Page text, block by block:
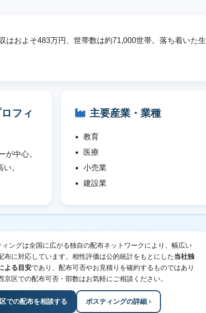
およそ483万円、世帯数は約71,000世帯。落ち着いた生
フィ
が中心。
。
主要産業・業種
教育
医療
小売業
建設業
ィングは全国に広がる独自の配布ネットワークにより、幅広い
布に対応しています。相性評価は公的統計をもとにした当社独
よる目安であり、配布可否やお見積りを確約するものではあり
京区での配布可否・部数はお気軽にご相談ください。
での配布を相談する ポスティングの詳細 ›